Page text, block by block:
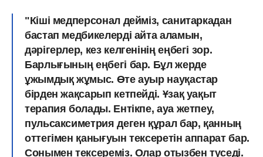
"Кіші медперсонал дейміз, санитаркадан
бастап медбикелерді айта аламын,
дәрігерлер, кез келгенінің еңбегі зор.
Барлығының еңбегі бар. Бұл жерде
ұжымдық жұмыс. Өте ауыр науқастар
бірден жақсарып кетпейді. Ұзақ уақыт
терапия болады. Ентікпе, ауа жетпеу,
пульсаксиметрия деген құрал бар, қанның
оттегімен қанығуын тексеретін аппарат бар.
Сонымен тексереміз. Олар отызбен түседі.